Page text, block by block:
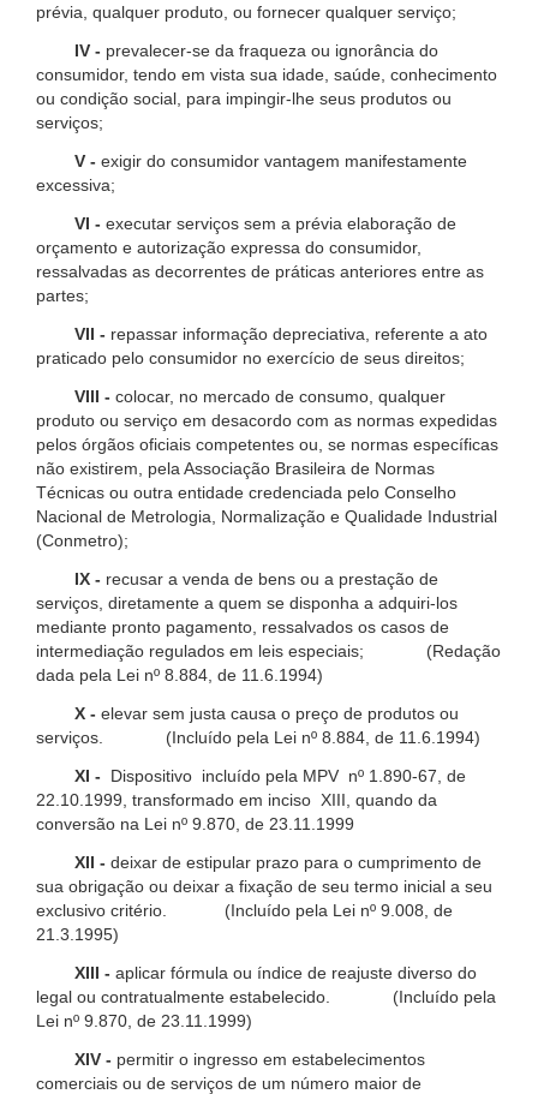
prévia, qualquer produto, ou fornecer qualquer serviço;
IV - prevalecer-se da fraqueza ou ignorância do
consumidor, tendo em vista sua idade, saúde, conhecimento
ou condição social, para impingir-lhe seus produtos ou
serviços;
V - exigir do consumidor vantagem manifestamente
excessiva;
VI - executar serviços sem a prévia elaboração de
orçamento e autorização expressa do consumidor,
ressalvadas as decorrentes de práticas anteriores entre as
partes;
VII - repassar informação depreciativa, referente a ato
praticado pelo consumidor no exercício de seus direitos;
VIII - colocar, no mercado de consumo, qualquer
produto ou serviço em desacordo com as normas expedidas
pelos órgãos oficiais competentes ou, se normas específicas
não existirem, pela Associação Brasileira de Normas
Técnicas ou outra entidade credenciada pelo Conselho
Nacional de Metrologia, Normalização e Qualidade Industrial
(Conmetro);
IX - recusar a venda de bens ou a prestação de
serviços, diretamente a quem se disponha a adquiri-los
mediante pronto pagamento, ressalvados os casos de
intermediação regulados em leis especiais; (Redação
dada pela Lei nº 8.884, de 11.6.1994)
X - elevar sem justa causa o preço de produtos ou
serviços. (Incluído pela Lei nº 8.884, de 11.6.1994)
XI -
Dispositivo incluído pela MPV nº 1.890-67, de
22.10.1999, transformado em inciso XIII, quando da
conversão na Lei nº 9.870, de 23.11.1999
XII - deixar de estipular prazo para o cumprimento de
sua obrigação ou deixar a fixação de seu termo inicial a seu
exclusivo critério. (Incluído pela Lei nº 9.008, de
21.3.1995)
XIII - aplicar fórmula ou índice de reajuste diverso do
legal ou contratualmente estabelecido. (Incluído pela
Lei nº 9.870, de 23.11.1999)
XIV - permitir o ingresso em estabelecimentos
comerciais ou de serviços de um número maior de